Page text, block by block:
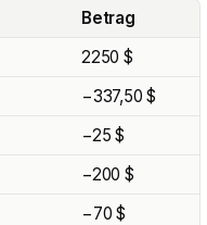
Betrag
2250 $
−337,50 $
−25 $
−200 $
−70 $